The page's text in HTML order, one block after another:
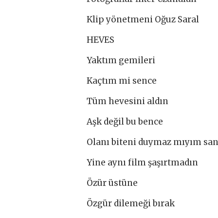
Klip yönetmeni Oğuz Saral
HEVES
Yaktım gemileri
Kaçtım mi sence
Tüm hevesini aldın
Aşk değil bu bence
Olanı biteni duymaz mıyım
Yine aynı film şaşırtmadın
Özür üstüne
Özgür dilemeği bırak